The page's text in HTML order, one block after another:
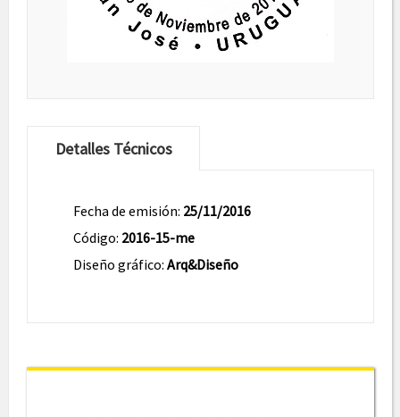
Detalles Técnicos
Fecha de emisión: 25/11/2016
Código: 2016-15-me
Diseño gráfico: Arq&Diseño